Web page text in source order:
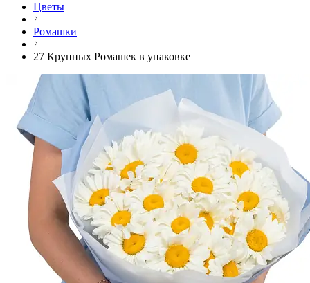
Цветы
Ромашки
27 Крупных Ромашек в упаковке